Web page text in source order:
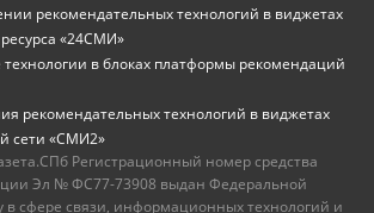
рекомендательных технологий в виджетах
«24СМИ»
в блоках платформы рекомендаций
рекомендательных технологий в виджетах
сети «СМИ2»
Регистрационный номер средства
Эл № ФС77-73908 выдан Федеральной
в сфере связи, информационных технологий и